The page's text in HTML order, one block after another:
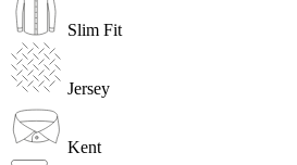
Slim Fit
Jersey
Kent